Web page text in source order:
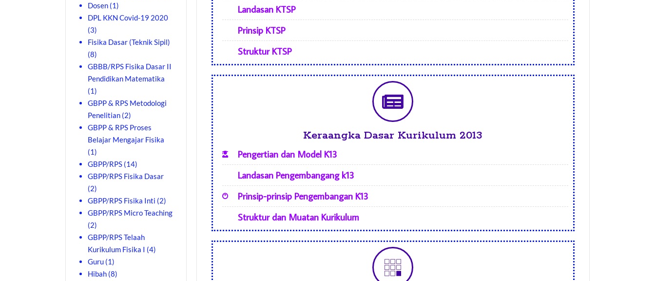
Landasan KTSP
Prinsip KTSP
Struktur KTSP
Keraangka Dasar Kurikulum 2013
Pengertian dan Model K13
Landasan Pengembangang k13
Prinsip-prinsip Pengembangan K13
Struktur dan Muatan Kurikulum
Dosen (1)
DPL KKN Covid-19 2020
(3)
Fisika Dasar (Teknik Sipil)
(8)
GBBB/RPS Fisika Dasar II
Pendidikan Matematika
(1)
GBPP & RPS Metodologi
Penelitian (2)
GBPP & RPS Proses
Belajar Mengajar Fisika
(1)
GBPP/RPS (14)
GBPP/RPS Fisika Dasar
(2)
GBPP/RPS Fisika Inti (2)
GBPP/RPS Micro Teaching
(2)
GBPP/RPS Telaah
Kurikulum Fisika I (4)
Guru (1)
Hibah (8)